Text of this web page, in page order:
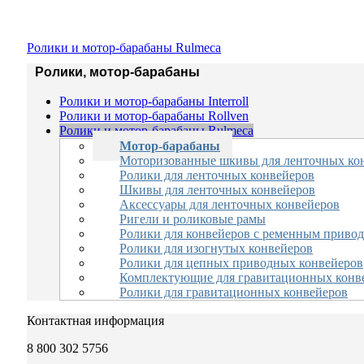
Ролики и мотор-барабаны Rulmeca
Ролики, мотор-барабаны
Ролики и мотор-барабаны Interroll
Ролики и мотор-барабаны Rollven
Ролики и мотор-барабаны Rulmeca
Мотор-барабаны
Моторизованные шкивы для ленточных
Ролики для ленточных конвейеров
Шкивы для ленточных конвейеров
Аксессуары для ленточных конвейеров
Ригели и роликовые рамы
Ролики для конвейеров с ременным
Ролики для изогнутых конвейеров
Ролики для цепных приводных конвейеров
Комплектующие для гравитационных
Ролики для гравитационных конвейеров
Контактная информация
8 800 302 5756